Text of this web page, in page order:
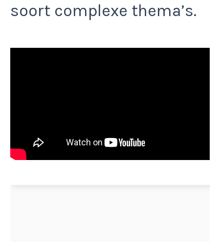
soort complexe thema’s.